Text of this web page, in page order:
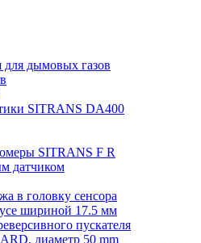
дымовых газов
SITRANS DA400
SITRANS F R
датчиком
в головку сенсора
шириной 17.5 мм
пускателя
диаметр 50 mm